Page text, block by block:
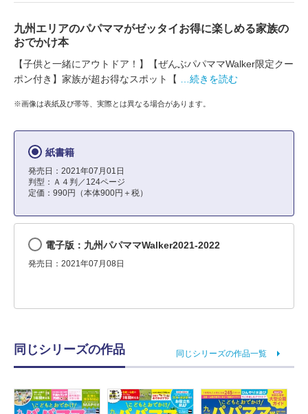
九州エリアのパパママがゼッタイお得に楽しめる家族の
おでかけ本
【子供と一緒にアウトドア！】【ぜんぶパパママWalker限定クー
ポン付き】家族が超お得なスポット【
…続きを読む
※画像は表紙及び帯等、実際とは異なる場合があります。
紙書籍
発売日：2021年07月01日
判型：Ａ４判／124ページ
定価：990円（本体900円＋税）
電子版：九州パパママWalker2021-2022
発売日：2021年07月08日
同じシリーズの作品 同じシリーズの作品一覧